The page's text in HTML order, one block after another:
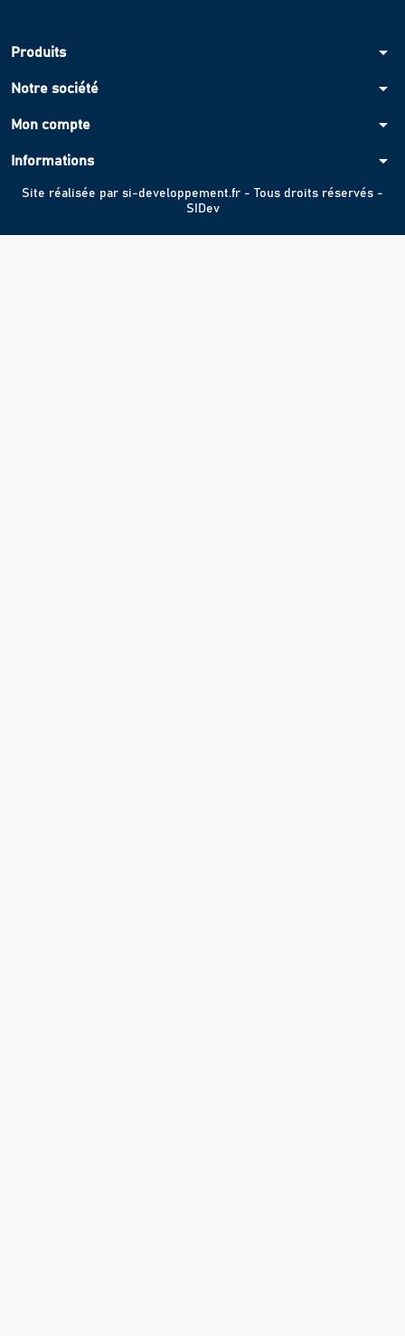
Produits arrow_drop_down
Notre société arrow_drop_down
Mon compte arrow_drop_down
Informations arrow_drop_down
Site réalisée par si-developpement.fr - Tous droits réservés -
SIDev